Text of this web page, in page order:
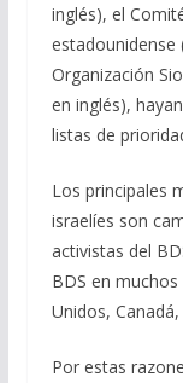
inglés), el
estadounidense
Organización
en inglés),
listas de
Los principales
israelíes son
activistas del
BDS en
Unidos,
Por estas